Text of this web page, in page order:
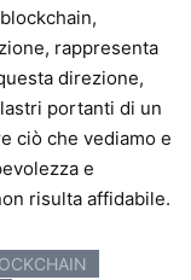
rappresenta
direzione,
portanti di un
ciò che vediamo e
e
risulta affidabile.